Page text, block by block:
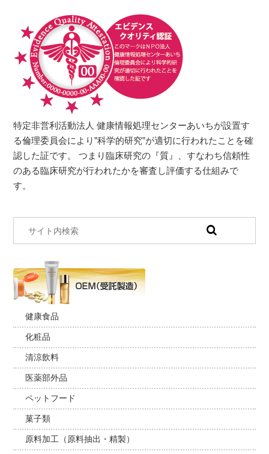
特定非営利活動法人 健康情報処理センターあいちが設置す
る倫理委員会により”科学的研究”が適切に行われたことを確
認した証です。 つまり臨床研究の『質』、すなわち信頼性
のある臨床研究が行われたかを審査し評価する仕組みで
す。
健康食品
化粧品
清涼飲料
医薬部外品
ペットフード
菓子類
原料加工（原料抽出・精製）